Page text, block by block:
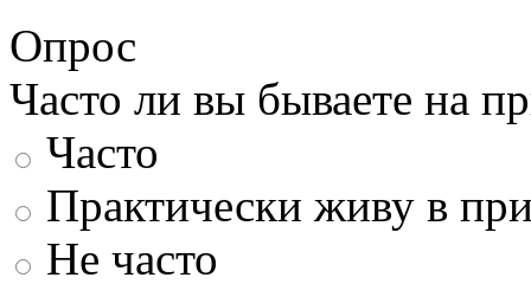
Опрос
Часто ли вы бываете на
Часто
Практически живу в
Не часто